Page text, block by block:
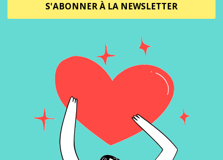
S'ABONNER À LA NEWSLETTER